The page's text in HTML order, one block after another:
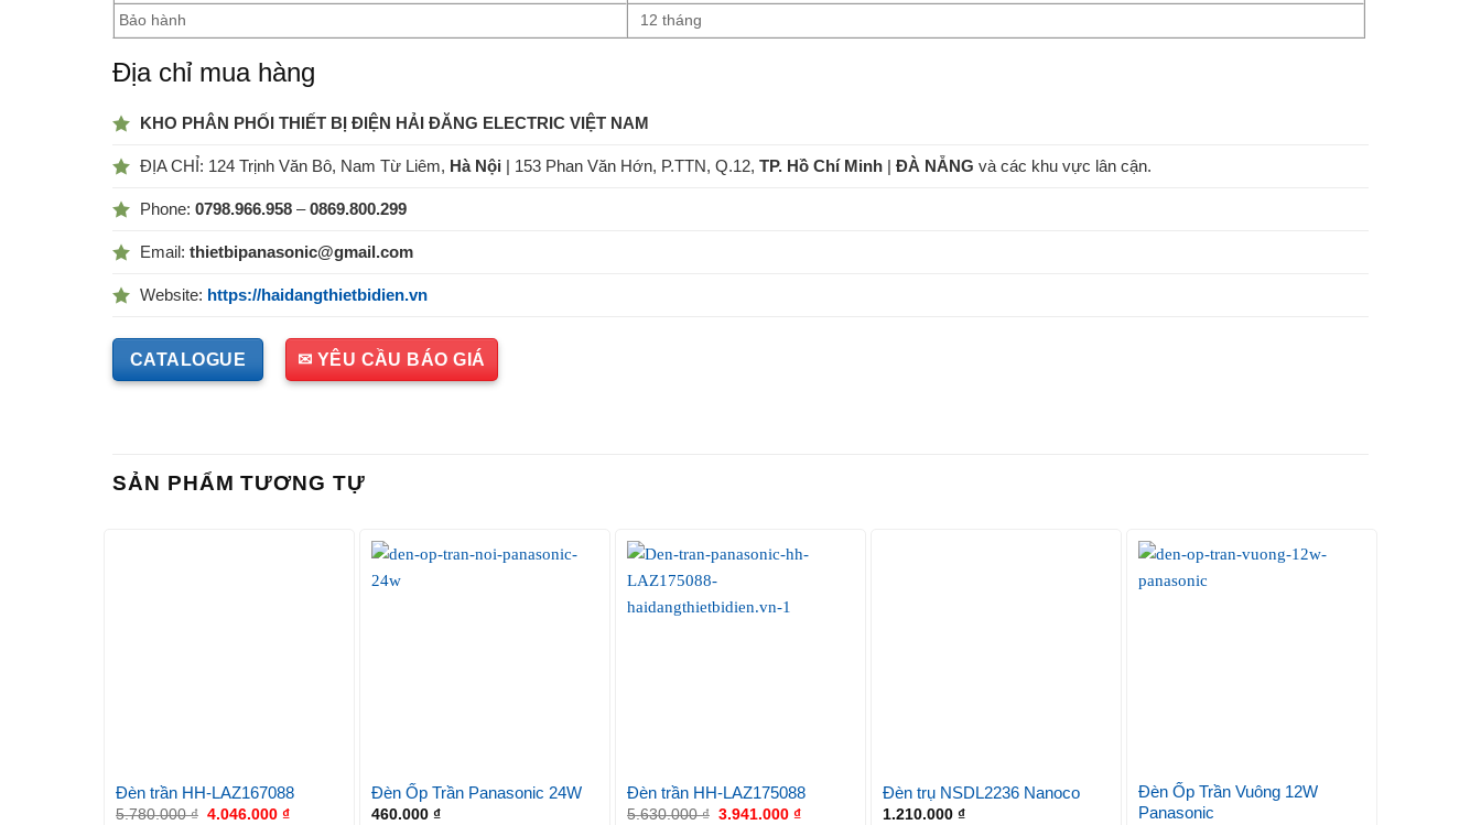
Bảo hành 12 tháng
Địa chỉ mua hàng
KHO PHÂN PHỐI THIẾT BỊ ĐIỆN HẢI ĐĂNG ELECTRIC VIỆT NAM
ĐỊA CHỈ: 124 Trịnh Văn Bô, Nam Từ Liêm, Hà Nội | 153 Phan Văn Hớn, P.TTN, Q.12, TP. Hồ Chí Minh | ĐÀ NẴNG và các khu vực lân cận.
Phone: 0798.966.958 –0869.800.299
Email: thietbipanasonic@gmail.com
Website: https://haidangthietbidien.vn
CATALOGUE ✉ YÊU CẦU BÁO GIÁ
SẢN PHẨM TƯƠNG TỰ
Đèn trần HH‑LAZ167088
5.780.000₫ 4.046.000₫
Đèn Ốp Trần Panasonic 24W
460.000 ₫
Đèn trần HH-LAZ175088
5.630.000₫ 3.941.000₫
Đèn trụ NSDL2236 Nanoco
1.210.000 ₫
Đèn Ốp Trần Vuông 12W
Panasonic